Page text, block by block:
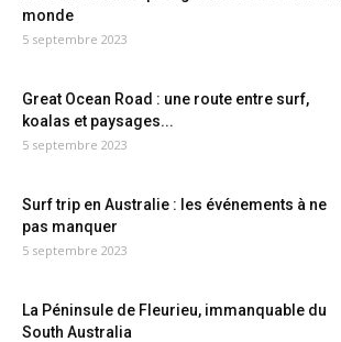
monde
5 septembre 2023
Great Ocean Road : une route entre surf,
koalas et paysages...
5 septembre 2023
Surf trip en Australie : les événements à ne
pas manquer
5 septembre 2023
La Péninsule de Fleurieu, immanquable du
South Australia